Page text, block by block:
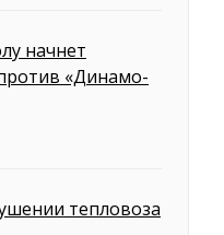
начнет
«Динамо-
тепловоза